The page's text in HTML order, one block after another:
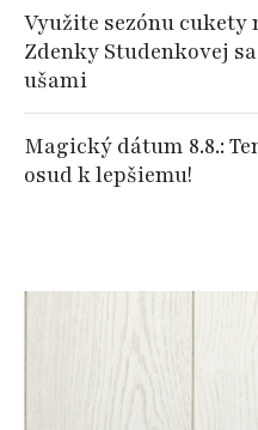
Využite sezónu cukety
Zdenky Studenkovej
ušami
Magický dátum 8.8.:
osud k lepšiemu!